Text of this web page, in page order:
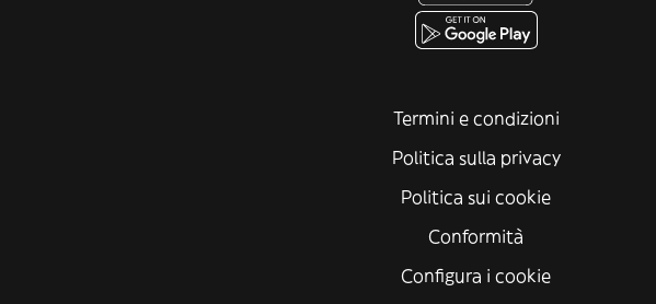
Termini e condizioni
Politica sulla privacy
Politica sui cookie
Conformità
Configura i cookie